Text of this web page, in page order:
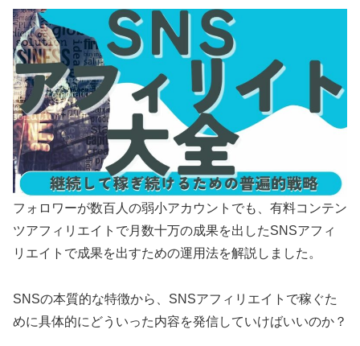
フォロワーが数百人の弱小アカウントでも、有料コンテン
ツアフィリエイトで月数十万の成果を出したSNSアフィ
リエイトで成果を出すための運用法を解説しました。
SNSの本質的な特徴から、SNSアフィリエイトで稼ぐた
めに具体的にどういった内容を発信していけばいいのか？